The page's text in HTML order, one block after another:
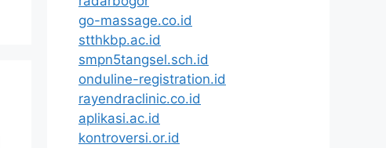
go-massage.co.id
stthkbp.ac.id
smpn5tangsel.sch.id
onduline-registration.id
rayendraclinic.co.id
aplikasi.ac.id
kontroversi.or.id